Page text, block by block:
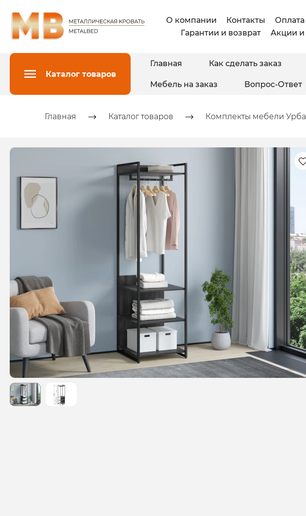
О компании Контакты
Оплата
Гарантии и возврат
Акции и
Каталог товаров
Главная Как сделать заказ
Мебель на заказ Вопрос-Ответ
Главная Каталог товаров Комплекты мебели